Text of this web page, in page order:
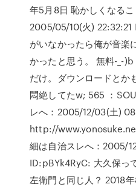
年5月8日 恥かしくなる
2005/05/10(火) 22:32:21
がいなかったら俺が音楽
かったと思う。 無料-_-
だけ。ダウンロードとか
悶絶してたw; 565 ：
レへ：2005/12/03(土)
http://
細は自治スレへ：2005/
ID:pBYk4RyC: 大久保っ
左衛門と同じ人？ 2018